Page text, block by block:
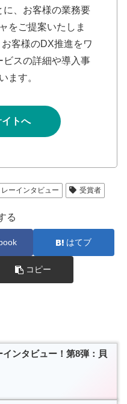
に、お客様の業務要
をご提案いたしま
客様のDX推進をワ
ビスの詳細や導入事
ます。
トへ
レーインタビュー 受賞者
る
はてブ
コピー
インタビュー！第8弾：貝